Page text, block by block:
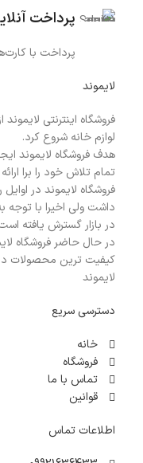
پرداخت
پرداخت با
لایموند
لوازم خانه شروع کرد.
هدف فروشگاه لایموند
تمام تلاش خود را برا
فروشگاه لایموند در
داشت ولی اخیرا با توجه
در بازار گسترش یافته
در حال حاضر فروشگاه
کیفیت ترین محصولات
لایموند
دسترسی سریع
خانه
فروشگاه
تماس با ما
قوانین
اطلاعات تماس